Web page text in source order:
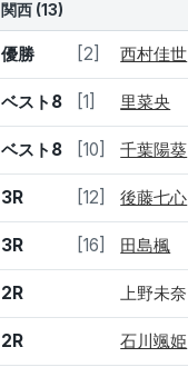
関西 (13)
結果 シード 選手名
優勝 [2] 西村佳世
ベスト8 [1] 里菜央
ベスト8 [10] 千葉陽葵
3R [12] 後藤七心
3R [16] 田島楓
2R 上野未奈
2R 石川颯姫